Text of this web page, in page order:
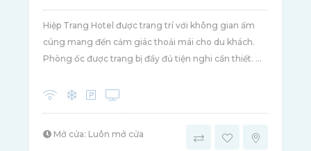
Hiệp Trang Hotel được trang trí với không gian ấm
cúng mang đến cảm giác thoải mái cho du khách.
Phòng ốc được trang bị đầy đủ tiện nghi cần thiết. ...
Mở cửa: Luôn mở cửa